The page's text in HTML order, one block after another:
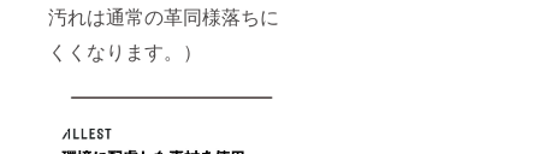
汚れは通常の革同様落ちに
くくなります。）